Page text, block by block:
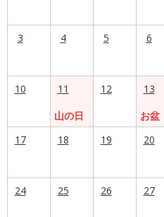
3 4 5 6
10
11
山の日
12
13
お盆
17
18 19 20
24 25 26 27